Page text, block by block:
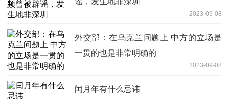
2023-09-08
外交部：在乌克兰问题上 中方的立场是
一贯的也是非常明确的
2023-09-08
闰月年有什么忌讳